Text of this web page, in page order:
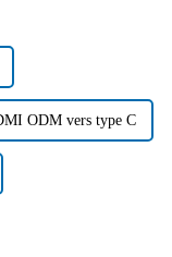
ODM vers type C